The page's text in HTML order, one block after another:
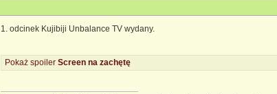
1. odcinek Kujibiji Unbalance TV wydany.
Pokaż spoiler Screen na zachętę